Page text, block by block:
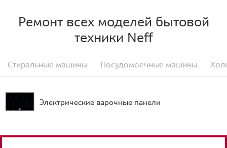
Ремонт всех моделей бытовой
техники Neff
Стиральные машины Посудомоечные машины
Электрические варочные панели